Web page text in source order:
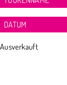
DATUM
Ausverkauft